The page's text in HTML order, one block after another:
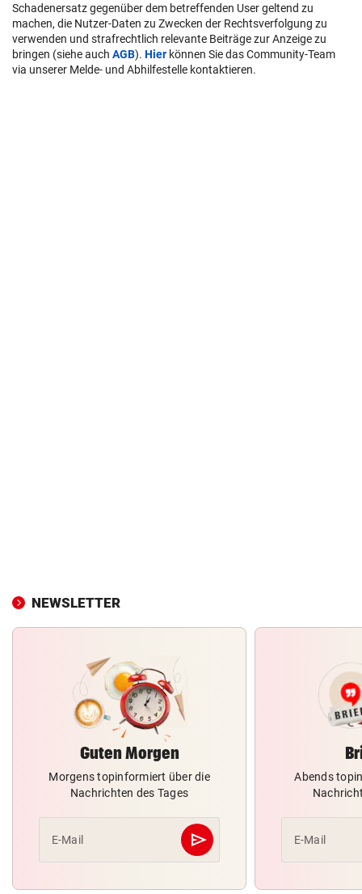
Schadenersatz gegenüber dem betreffenden User geltend zu
machen, die Nutzer-Daten zu Zwecken der Rechtsverfolgung zu
verwenden und strafrechtlich relevante Beiträge zur Anzeige zu
bringen (siehe auch AGB). Hier können Sie das Community-Team
via unserer Melde- und Abhilfestelle kontaktieren.
NEWSLETTER
Guten Morgen
Morgens topinformiert über die
Nachrichten des Tages
E-Mail send
Abschicken
Abends
E-Mail